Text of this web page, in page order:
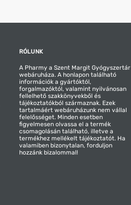
RÓLUNK
A Pharmy a Szent Margit Gyógyszertár
webáruháza. A honlapon található
információk a gyártóktól,
forgalmazóktól, valamint nyilvánosan
fellelhető szakkönyvekből és
tájékoztatókból származnak. Ezek
tartalmáért webáruházunk nem vállal
felelősséget. Minden esetben
figyelmesen olvassa el a termék
csomagolásán található, illetve a
termékhez mellékelt tájékoztatót. Ha
valamiben bizonytalan, forduljon
hozzánk bizalommal!